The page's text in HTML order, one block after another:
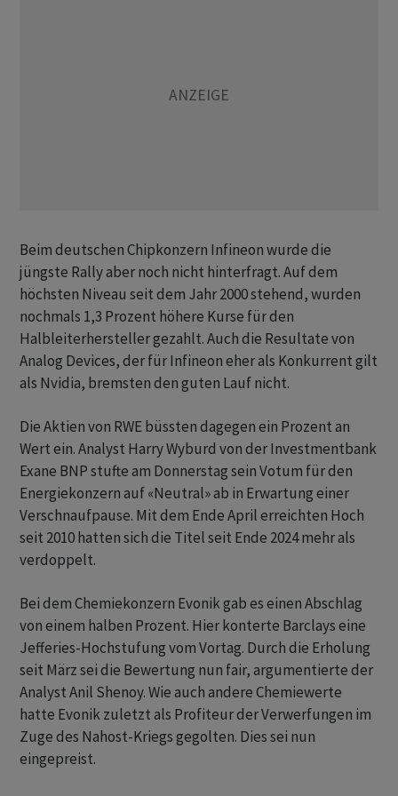
Beim deutschen Chipkonzern Infineon wurde die
jüngste Rally aber noch nicht hinterfragt. Auf dem
höchsten Niveau seit dem Jahr 2000 stehend, wurden
nochmals 1,3 Prozent höhere Kurse für den
Halbleiterhersteller gezahlt. Auch die Resultate von
Analog Devices, der für Infineon eher als Konkurrent gilt
als Nvidia, bremsten den guten Lauf nicht.
Die Aktien von RWE büssten dagegen ein Prozent an
Wert ein. Analyst Harry Wyburd von der Investmentbank
Exane BNP stufte am Donnerstag sein Votum für den
Energiekonzern auf «Neutral» ab in Erwartung einer
Verschnaufpause. Mit dem Ende April erreichten Hoch
seit 2010 hatten sich die Titel seit Ende 2024 mehr als
verdoppelt.
Bei dem Chemiekonzern Evonik gab es einen Abschlag
von einem halben Prozent. Hier konterte Barclays eine
Jefferies-Hochstufung vom Vortag. Durch die Erholung
seit März sei die Bewertung nun fair, argumentierte der
Analyst Anil Shenoy. Wie auch andere Chemiewerte
hatte Evonik zuletzt als Profiteur der Verwerfungen im
Zuge des Nahost-Kriegs gegolten. Dies sei nun
eingepreist.